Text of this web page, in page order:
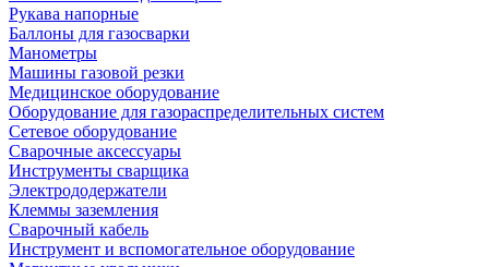
Рукава напорные
Баллоны для газосварки
Манометры
Машины газовой резки
Медицинское оборудование
Оборудование для газораспределительных систем
Сетевое оборудование
Сварочные аксессуары
Инструменты сварщика
Электрододержатели
Клеммы заземления
Сварочный кабель
Инструмент и вспомогательное оборудование